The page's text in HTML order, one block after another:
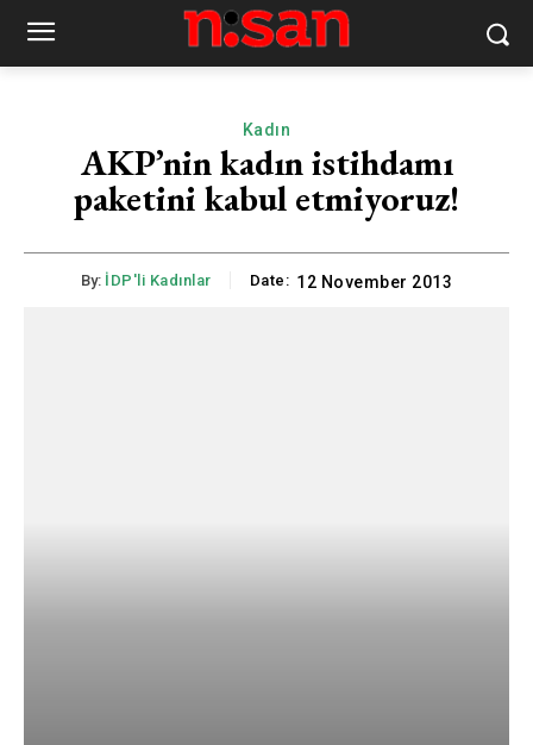
Kadın
AKP’nin kadın istihdamı
paketini kabul etmiyoruz!
By: İDP'li Kadınlar Date: 12 November 2013